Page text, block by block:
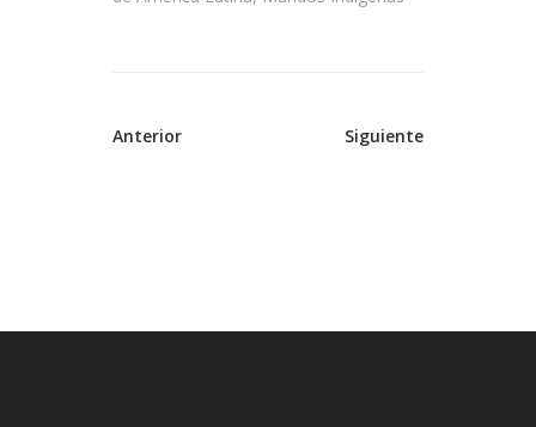
Anterior Siguiente